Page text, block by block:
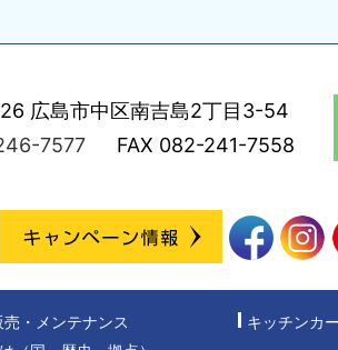
広島市中区南吉島2丁目3-54
7577 FAX 082-241-7558
・メンテナンス
キッチンカ